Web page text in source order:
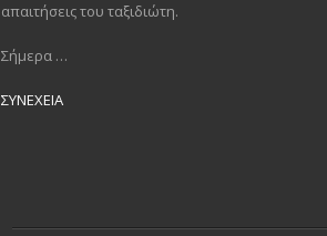
απαιτήσεις του ταξιδιώτη.
Σήμερα …
ΣΥΝΕΧΕΙΑ